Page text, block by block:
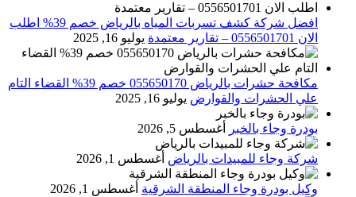
افضل شركة كشف تسربات المياه بالرياض خصم 39% اطلب
الان 0556501701‬‏ – تقارير معتمدة
يوليو 16, 2025
مكافحة حشرات بالرياض 055650170 خصم 39% القضاء التام
علي الحشرات والقوارض يوليو 16, 2025
بودرة وجاء بالخبر أغسطس 5, 2026
شركة وجاء للمبيدات بالرياض أغسطس 1, 2026
وكيل بودرة وجاء المنطقة الشرقية أغسطس 1, 2026